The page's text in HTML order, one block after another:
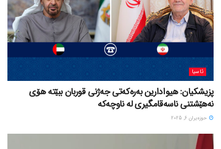
ئاسیا
پزیشکیان: هیوادارین بەرەکەتی جەژنی قوربان ببێتە هۆی
نەهێشتنی ناسەقامگیری لە ناوچەکە
حوزه‌یران 6, 2025